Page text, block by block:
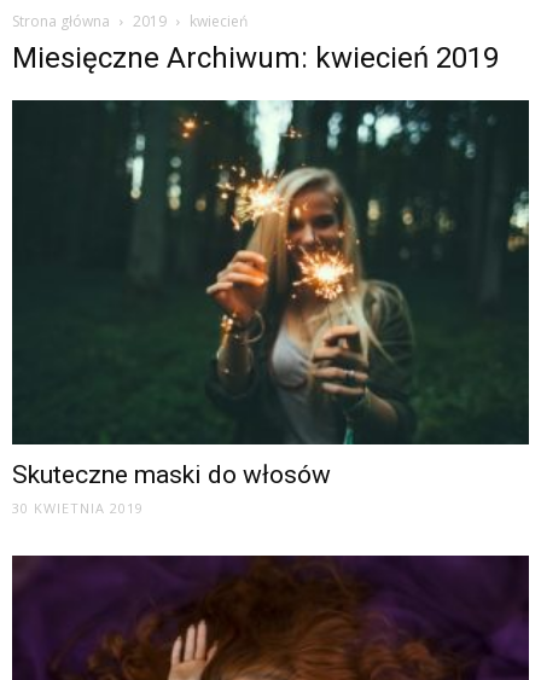
Strona główna 2019 kwiecień
Miesięczne Archiwum: kwiecień 2019
Skuteczne maski do włosów
30 KWIETNIA 2019